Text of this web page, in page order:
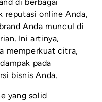
reputasi online Anda,
Anda muncul di
Ini artinya,
memperkuat citra,
pada
bisnis Anda.
yang solid